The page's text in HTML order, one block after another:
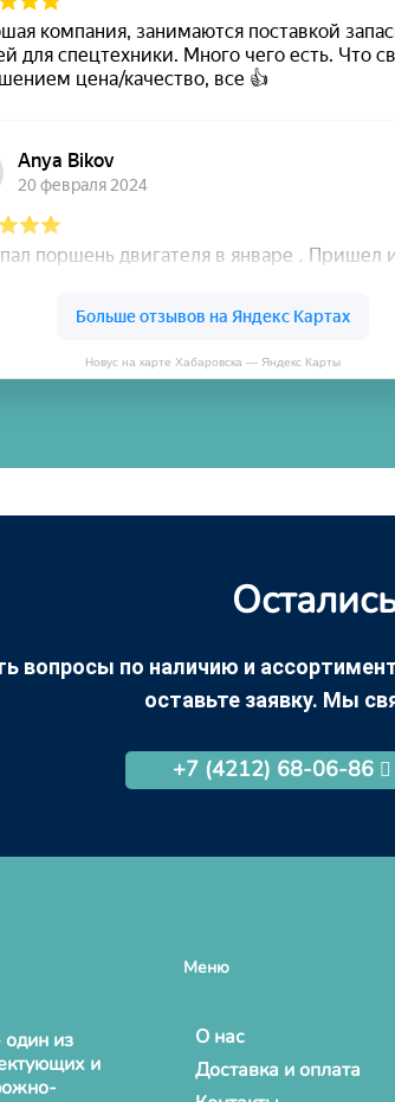
Новус на карте Хабаровска — Яндекс Карты
вопросы по наличию и
оставьте заявку. Мы
+7 (4212) 68-06-86
из
и
Меню
О нас
Доставка и оплата